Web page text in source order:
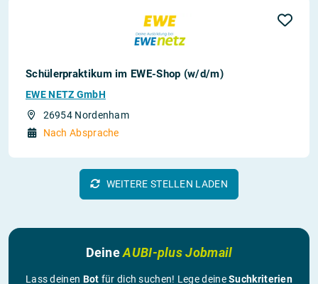
Schülerpraktikum im EWE-Shop (w/d/m)
EWE NETZ GmbH
26954 Nordenham
Nach Absprache
WEITERE STELLEN LADEN
DeineAUBI-plus Jobmail
Lass deinen Bot für dich suchen! Lege deineSuchkriterien